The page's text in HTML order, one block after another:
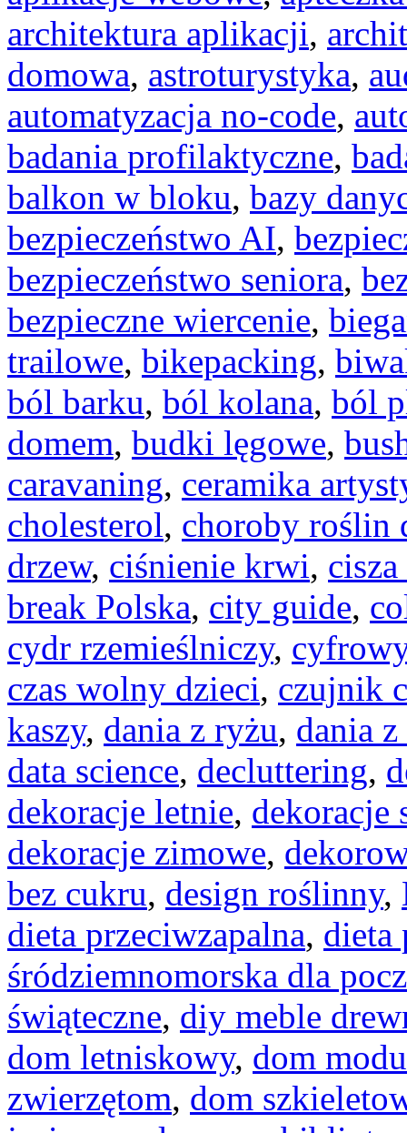
architektura aplikacji,
domowa, astroturystyka,
automatyzacja no-code,
badania profilaktyczne,
balkon w bloku, bazy
bezpieczeństwo AI,
bezpieczeństwo seniora,
bezpieczne wiercenie,
trailowe, bikepacking,
ból barku, ból kolana, ból
domem, budki lęgowe,
caravaning, ceramika
cholesterol, choroby roślin
drzew, ciśnienie krwi,
break Polska, city guide,
cydr rzemieślniczy,
czas wolny dzieci, czujnik
kaszy, dania z ryżu, dania
data science, decluttering,
dekoracje letnie, dekoracje
dekoracje zimowe,
bez cukru, design roślinny,
dieta przeciwzapalna, dieta
śródziemnomorska dla
świąteczne, diy meble
dom letniskowy, dom
zwierzętom, dom